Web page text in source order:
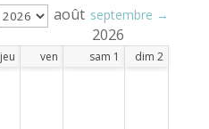
septembre →
août
2026
jeu ven sam 1 dim 2